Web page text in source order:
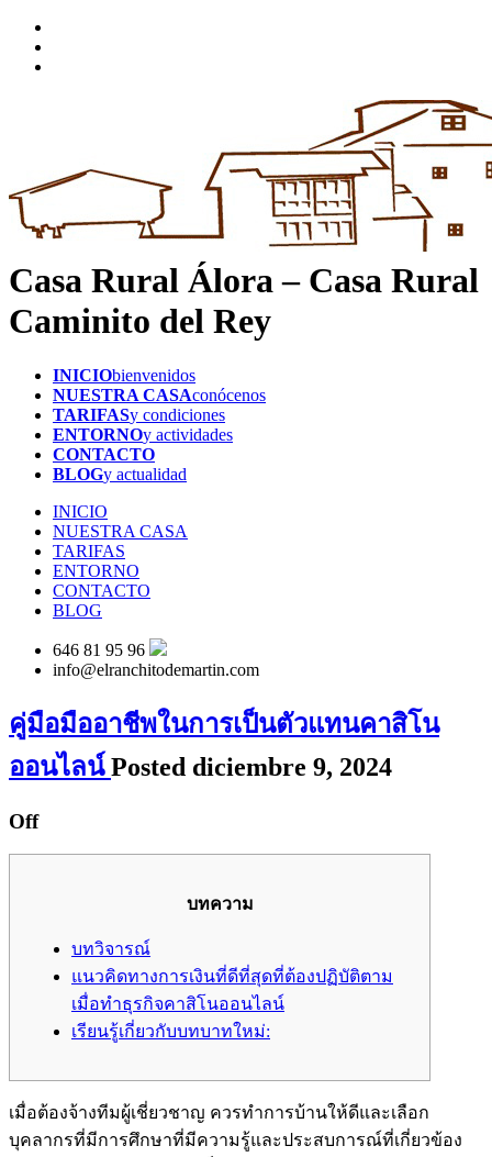
Casa Rural Álora – Casa Rural
Caminito del Rey
INICIObienvenidos
NUESTRA CASAconócenos
TARIFASy condiciones
ENTORNOy actividades
CONTACTO
BLOGy actualidad
INICIO
NUESTRA CASA
TARIFAS
ENTORNO
CONTACTO
BLOG
646 81 95 96
info@elranchitodemartin.com
คู่มือมืออาชีพในการเป็นตัวแทนคาสิโน
ออนไลน์Posted diciembre 9, 2024
Off
บทความ
บทวิจารณ์
แนวคิดทางการเงินที่ดีที่สุดที่ต้องปฏิบัติตาม
เมื่อทำธุรกิจคาสิโนออนไลน์
เรียนรู้เกี่ยวกับบทบาทใหม่:
เมื่อต้องจ้างทีมผู้เชี่ยวชาญ ควรทำการบ้านให้ดีและเลือก
บุคลากรที่มีการศึกษาที่มีความรู้และประสบการณ์ที่เกี่ยวข้อง